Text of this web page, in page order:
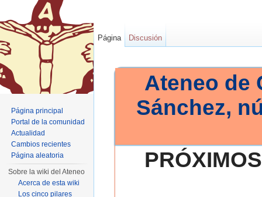
Ateneo de
Sánchez,
Página Discusión
Página principal
Portal de la comunidad
Actualidad
Cambios recientes
Página aleatoria
Sobre la wiki del Ateneo
Acerca de esta wiki
Los cinco pilares